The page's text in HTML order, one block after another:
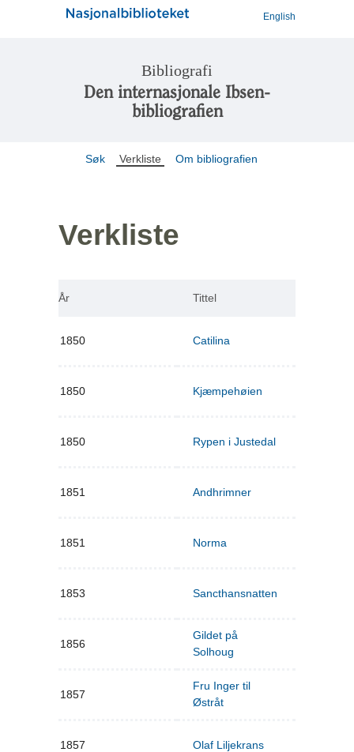
English
Bibliografi
Den internasjonale Ibsen-
bibliografien
Søk Verkliste Om bibliografien
Verkliste
År Tittel
1850 Catilina
1850 Kjæmpehøien
1850 Rypen i Justedal
1851 Andhrimner
1851 Norma
1853 Sancthansnatten
1856
Gildet på
Solhoug
1857
Fru Inger til
Østråt
1857 Olaf Liljekrans